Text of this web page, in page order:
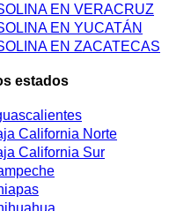
EN VERACRUZ
EN YUCATÁN
EN ZACATECAS
estados
California Norte
California Sur